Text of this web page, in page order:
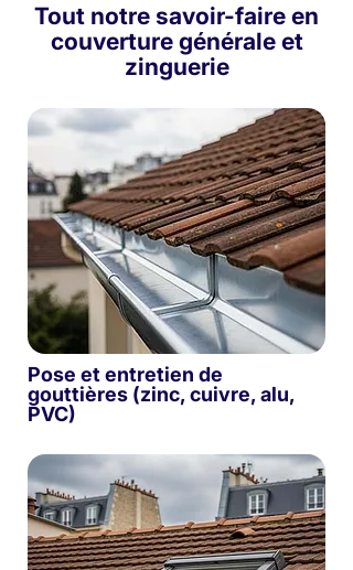
Tout notre savoir-faire en
couverture générale et
zinguerie
Pose et entretien de
gouttières (zinc, cuivre, alu,
PVC)